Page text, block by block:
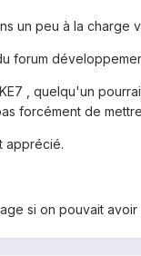
un peu à la charge
forum
, quelqu'un
forcément de
apprécié.
si on pouvait